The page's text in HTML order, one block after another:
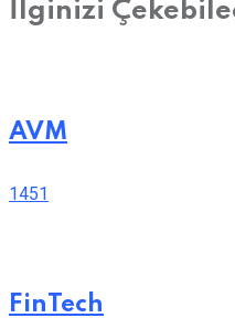
İlginizi
AVM
1451
FinTech